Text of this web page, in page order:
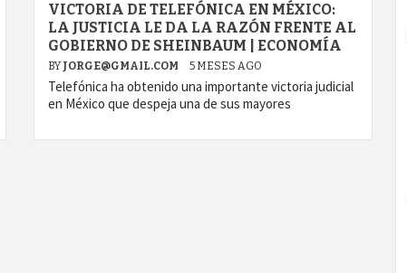
VICTORIA DE TELEFÓNICA EN MÉXICO:
LA JUSTICIA LE DA LA RAZÓN FRENTE AL
GOBIERNO DE SHEINBAUM | ECONOMÍA
BY JORGE@GMAIL.COM 5 MESES AGO
Telefónica ha obtenido una importante victoria judicial
en México que despeja una de sus mayores